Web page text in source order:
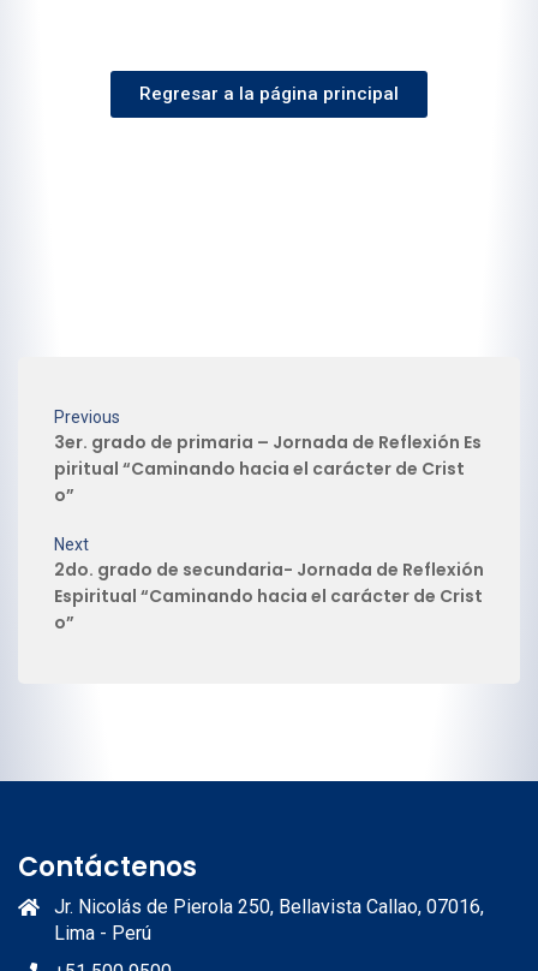
Regresar a la página principal
Previous
3er. grado de primaria – Jornada de Reflexión Es
piritual “Caminando hacia el carácter de Crist
o”
Next
2do. grado de secundaria- Jornada de Reflexión
Espiritual “Caminando hacia el carácter de Crist
o”
Contáctenos
Jr. Nicolás de Pierola 250, Bellavista Callao, 07016,
Lima - Perú